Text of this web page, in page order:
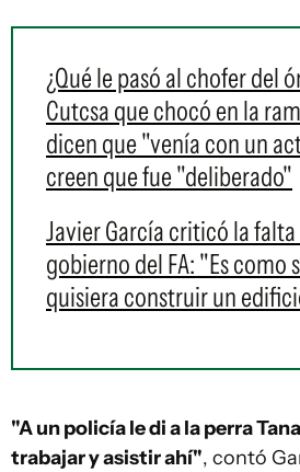
¿Qué le pasó al chofer del
Cutcsa que chocó en la
dicen que "venía con un
creen que fue "deliberado"
Javier García criticó la
gobierno del FA: "Es como
quisiera construir un
"A un policía le di a la perra
trabajar y asistir ahí", contó